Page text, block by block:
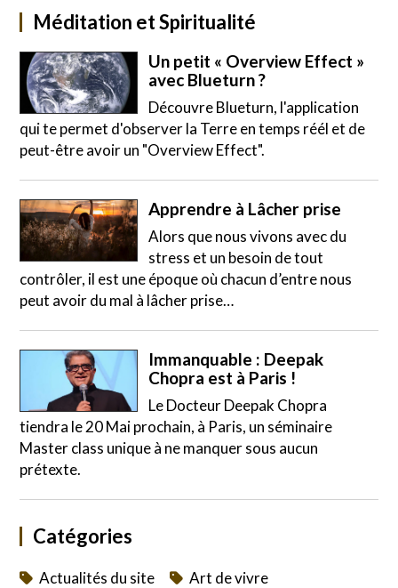
Méditation et Spiritualité
Un petit « Overview Effect »
avec Blueturn ?
Découvre Blueturn, l'application
qui te permet d'observer la Terre en temps réél et de
peut-être avoir un "Overview Effect".
Apprendre à Lâcher prise
Alors que nous vivons avec du
stress et un besoin de tout
contrôler, il est une époque où chacun d’entre nous
peut avoir du mal à lâcher prise…
Immanquable : Deepak
Chopra est à Paris !
Le Docteur Deepak Chopra
tiendra le 20 Mai prochain, à Paris, un séminaire
Master class unique à ne manquer sous aucun
prétexte.
Catégories
Actualités du site
Art de vivre